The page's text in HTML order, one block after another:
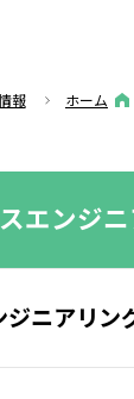
ホーム
報
エンジ
ニアリン